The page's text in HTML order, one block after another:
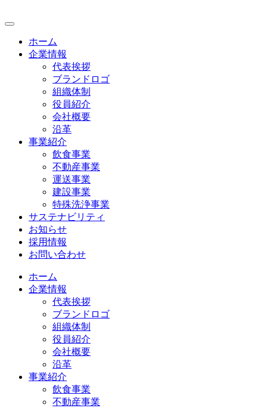
ホーム
企業情報
代表挨拶
ブランドロゴ
組織体制
役員紹介
会社概要
沿革
事業紹介
飲食事業
不動産事業
運送事業
建設事業
特殊洗浄事業
サステナビリティ
お知らせ
採用情報
お問い合わせ
ホーム
企業情報
代表挨拶
ブランドロゴ
組織体制
役員紹介
会社概要
沿革
事業紹介
飲食事業
不動産事業